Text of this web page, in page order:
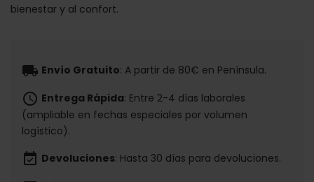
bienestar y al confort.
local_shipping Envío Gratuito: A partir de 80€ en Península.
schedule Entrega Rápida: Entre 2-4 días laborales
(ampliable en fechas especiales por volumen
logístico).
event_available Devoluciones: Hasta 30 días para devoluciones.